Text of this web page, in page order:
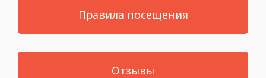
Правила посещения
Отзывы